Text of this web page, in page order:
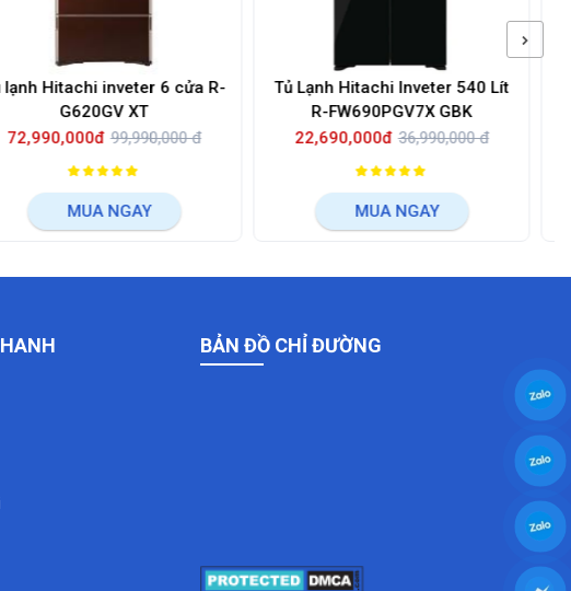
Tủ Lạnh Hitachi Inveter 540 Lít
R-FW690PGV7X GBK
22,690,000đ 36,990,000 đ
MUA NGAY
Tủ lạnh Hitachi Inverter 569
Multi Door R-WB640VGV0
29,990,000đ 40,990,000 đ
MUA NGAY
BẢN ĐỒ CHỈ ĐƯỜNG